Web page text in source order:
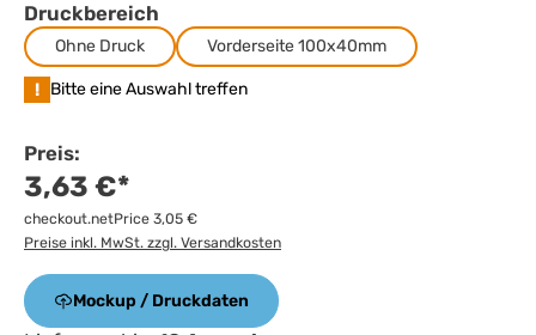
Druckbereich
Ohne Druck Vorderseite 100x40mm
! Bitte eine Auswahl treffen
Preis:
3,63 €*
checkout.netPrice 3,05 €
Preise inkl. MwSt. zzgl. Versandkosten
Mockup / Druckdaten